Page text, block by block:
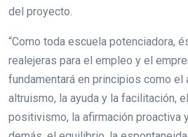
del proyecto.
“Como toda escuela potenciadora,
realejeras para el empleo y el
fundamentará en principios como el
altruismo, la ayuda y la facilitación,
positivismo, la afirmación proactiva